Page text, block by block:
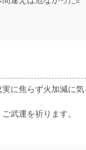
実に焦らず火加減に
武運を祈ります。